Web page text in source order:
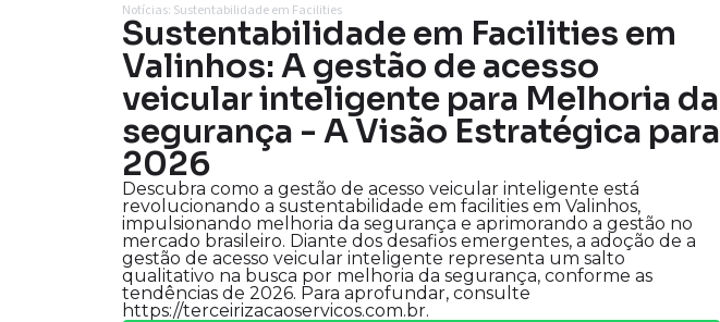
Notícias: Sustentabilidade em Facilities
Sustentabilidade em Facilities em
Valinhos: A gestão de acesso
veicular inteligente para Melhoria da
segurança - A Visão Estratégica para
2026
Descubra como a gestão de acesso veicular inteligente está
revolucionando a sustentabilidade em facilities em Valinhos,
impulsionando melhoria da segurança e aprimorando a gestão no
mercado brasileiro. Diante dos desafios emergentes, a adoção de a
gestão de acesso veicular inteligente representa um salto
qualitativo na busca por melhoria da segurança, conforme as
tendências de 2026. Para aprofundar, consulte
https://terceirizacaoservicos.com.br.